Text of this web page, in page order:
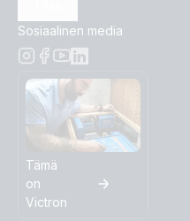
Sosiaalinen media
Tämä
on
Victron